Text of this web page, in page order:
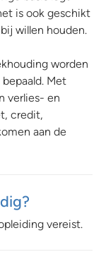
is ook geschikt
willen houden.
worden
Met
verlies- en
credit,
aan de
vereist.